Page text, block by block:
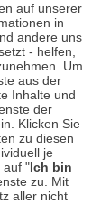
auf unserer
in
andere uns
- helfen,
Um
aus der
Inhalte und
der
Klicken Sie
zu diesen
je
auf "Ich bin
zu. Mit
aller nicht
MILDE